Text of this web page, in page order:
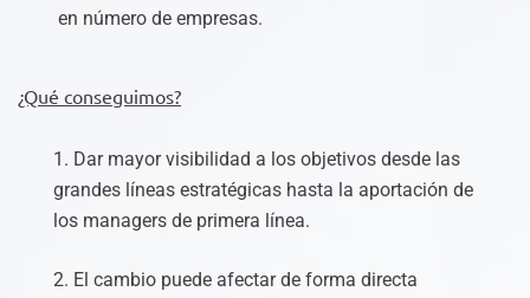
en número de empresas.
¿Qué conseguimos?
1. Dar mayor visibilidad a los objetivos desde las
grandes líneas estratégicas hasta la aportación de
los managers de primera línea.
2. El cambio puede afectar de forma directa